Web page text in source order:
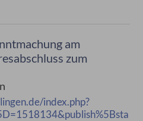
am
zum
index.php?